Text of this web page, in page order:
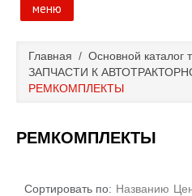
меню
Основной каталог товаров
Главная / Основной каталог
ЗАПЧАСТИ К
РЕМКОМПЛЕКТЫ
РЕМКОМПЛЕКТЫ
Сортировать по: Названию